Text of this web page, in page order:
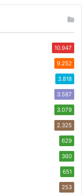
10.947
9.252
3.818
3.587
3.079
2.325
629
360
651
253